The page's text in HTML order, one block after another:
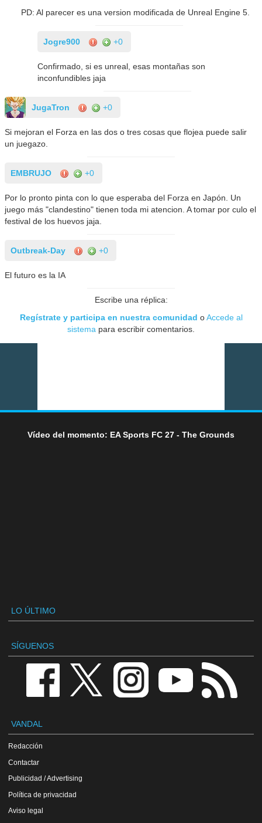
PD: Al parecer es una version modificada de Unreal Engine 5.
Jogre900 +0
Confirmado, si es unreal, esas montañas son
inconfundibles jaja
JugaTron +0
Si mejoran el Forza en las dos o tres cosas que flojea puede salir
un juegazo.
EMBRUJO +0
Por lo pronto pinta con lo que esperaba del Forza en Japón. Un
juego más "clandestino" tienen toda mi atencion. A tomar por culo el
festival de los huevos jaja.
Outbreak-Day +0
El futuro es la IA
Escribe una réplica:
Regístrate y participa en nuestra comunidad oAccede al
sistema para escribir comentarios.
Vídeo del momento: EA Sports FC 27 - The Grounds
LO ÚLTIMO
SÍGUENOS
VANDAL
Redacción
Contactar
Publicidad / Advertising
Política de privacidad
Aviso legal